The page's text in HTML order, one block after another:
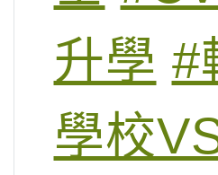
升學 #
學校